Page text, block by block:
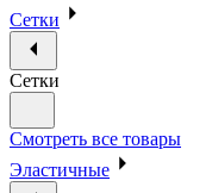
Сетки
Сетки
Смотреть все товары
Эластичные